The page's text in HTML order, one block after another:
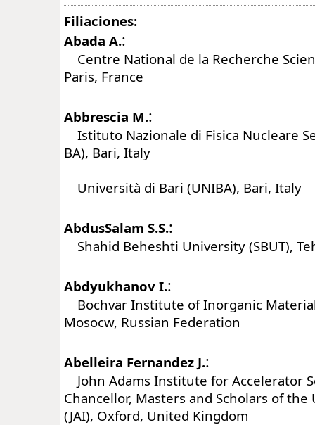
Filiaciones:
Abada A.:
Centre National de la Recherche
Paris, France
Abbrescia M.:
Istituto Nazionale di Fisica Nucleare
BA), Bari, Italy
Università di Bari (UNIBA), Bari, Italy
AbdusSalam S.S.:
Shahid Beheshti University (SBUT),
Abdyukhanov I.:
Bochvar Institute of Inorganic
Mosocw, Russian Federation
Abelleira Fernandez J.:
John Adams Institute for Accelerator
Chancellor, Masters and Scholars of
(JAI), Oxford, United Kingdom